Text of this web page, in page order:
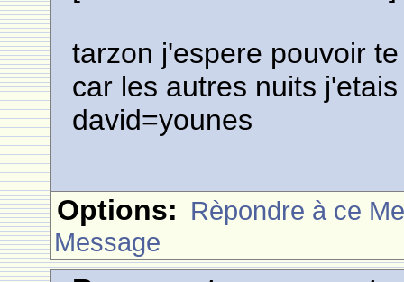
tarzon j'espere pouvoir
car les autres nuits
david=younes
Options: Rèpondre à ce
Message